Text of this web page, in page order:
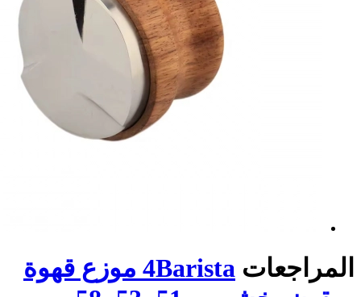
4Barista موزع قهوة